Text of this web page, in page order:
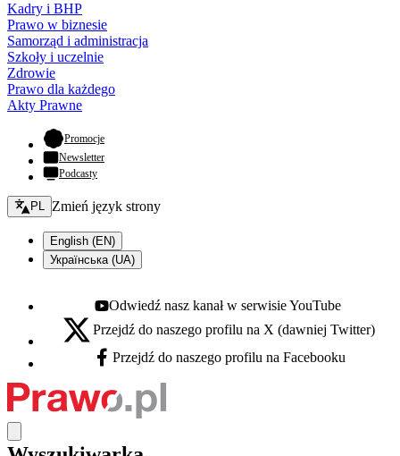
Kadry i BHP
Prawo w biznesie
Samorząd i administracja
Szkoły i uczelnie
Zdrowie
Prawo dla każdego
Akty Prawne
Promocje- otwiera się w nowej karcie
Newsletter
Podcasty
Zmień język - bieżący:
PL Zmień język strony
English (EN)
Українська (UA)
Youtube - otwiera się w nowej karcie
Odwiedź nasz kanał w serwisie YouTube
X - otwiera się w nowej karcie
Przejdź do naszego profilu na X (dawniej Twitter)
Facebook - otwiera się w nowej karcie
Przejdź do naszego profilu na Facebooku